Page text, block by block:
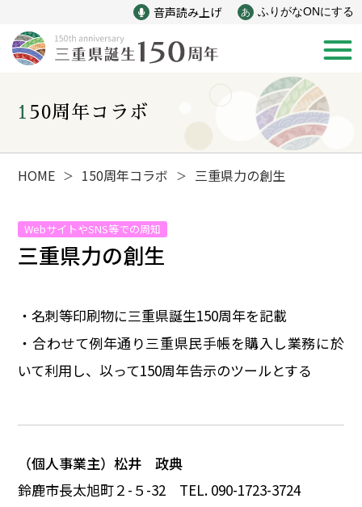
音声読み上げ あ ふりがなONにする
新着情報
みえ150年の歩み
災害
インフラ 偉人
イベント
150周年コラボ
HOME ＞ 150周年コラボ ＞ 三重県力の創生
WebサイトやSNS等での周知
三重県力の創生
・名刺等印刷物に三重県誕生150周年を記載
・合わせて例年通り三重県民手帳を購入し業務に於
いて利用し、以って150周年告示のツールとする
（個人事業主）松井 政典
鈴鹿市長太旭町２ - ５ -32 TEL. 090-1723-3724